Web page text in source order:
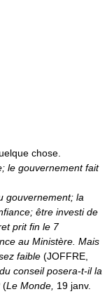
chose.
le gouvernement fait
gouvernement; la
être investi de
prit fin le 7
au Ministère. Mais
faible (JOFFRE,
conseil posera-t-il la
(Le Monde, 19 janv.